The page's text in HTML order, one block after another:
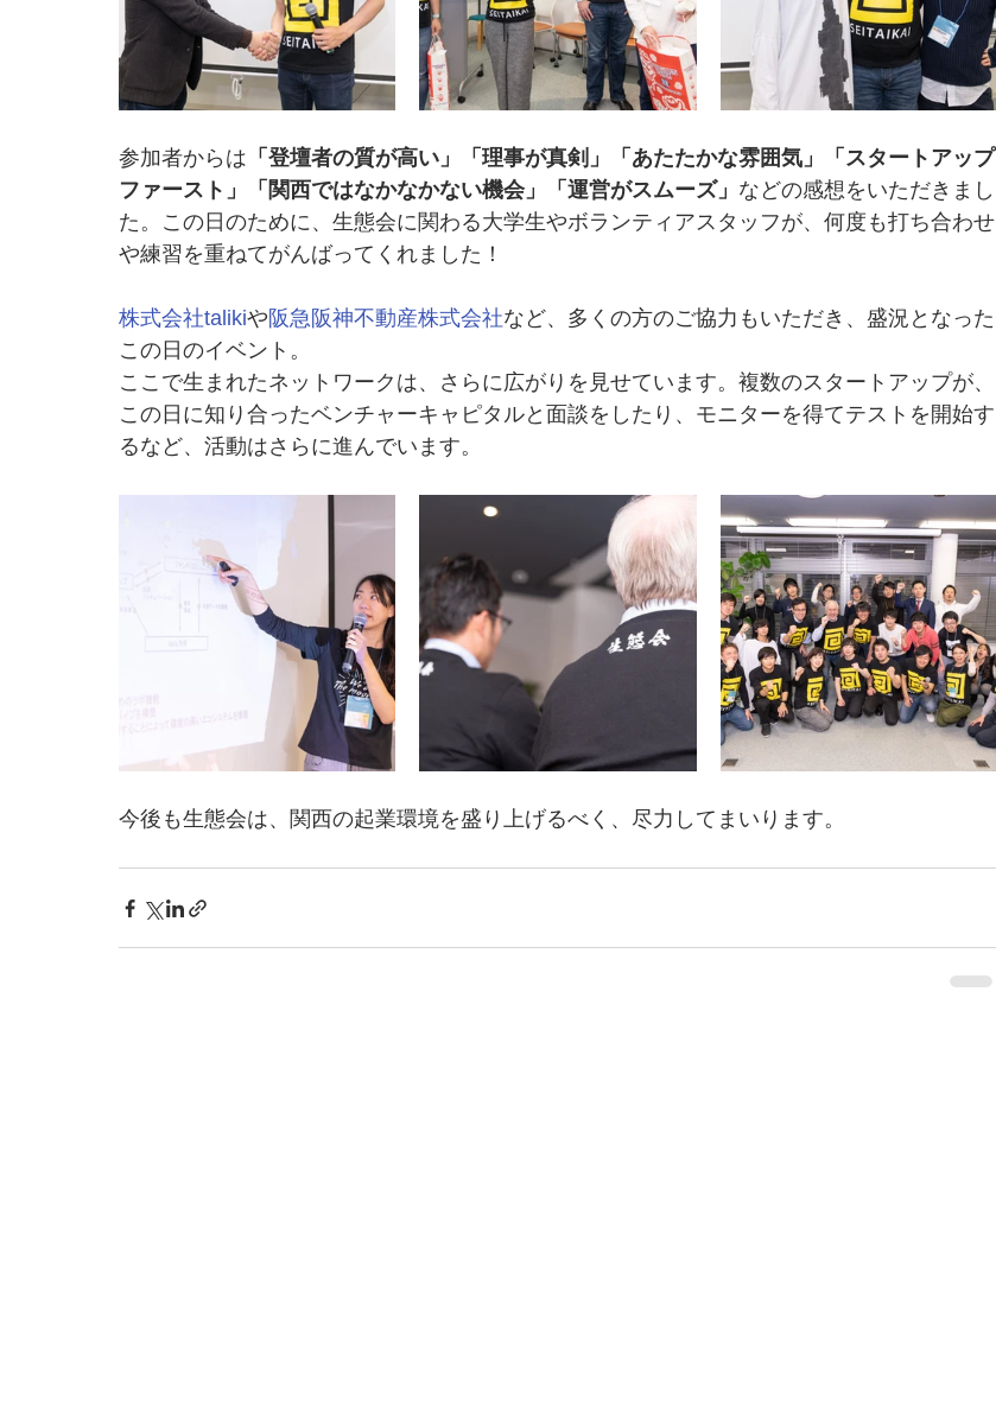
参加者からは 「登壇者の質が高い」「理事が真剣」「あたたかな雰囲気」「スタートアップ
ファースト」「関西ではなかなかない機会」「運営がスムーズ」 などの感想をいただきまし
た。この日のために、生態会に関わる大学生やボランティアスタッフが、何度も打ち合わせ
や練習を重ねてがんばってくれました！
株式会社talikiや 阪急阪神不動産株式会社など、多くの方のご協力もいただき、盛況となった
この日のイベント。
ここで生まれたネットワークは、さらに広がりを見せています。複数のスタートアップが、
この日に知り合ったベンチャーキャピタルと面談をしたり、モニターを得てテストを開始す
るなど、活動はさらに進んでいます。
今後も生態会は、関西の起業環境を盛り上げるべく、尽力してまいります。